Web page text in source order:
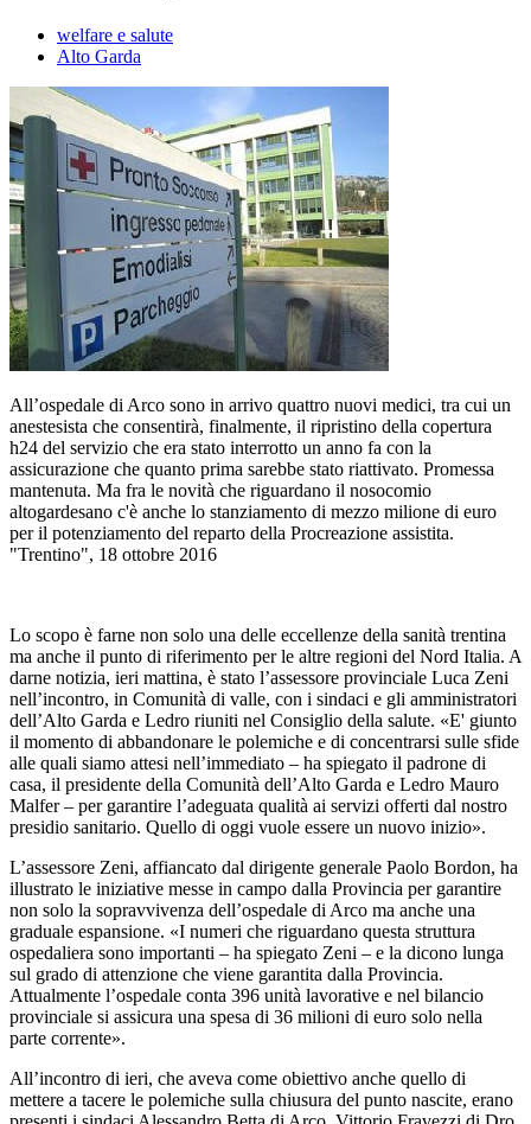
welfare e salute
Alto Garda
All’ospedale di Arco sono in arrivo quattro nuovi medici, tra cui un
anestesista che consentirà, finalmente, il ripristino della copertura
h24 del servizio che era stato interrotto un anno fa con la
assicurazione che quanto prima sarebbe stato riattivato. Promessa
mantenuta. Ma fra le novità che riguardano il nosocomio
altogardesano c'è anche lo stanziamento di mezzo milione di euro
per il potenziamento del reparto della Procreazione assistita.
"Trentino", 18 ottobre 2016
Lo scopo è farne non solo una delle eccellenze della sanità trentina
ma anche il punto di riferimento per le altre regioni del Nord Italia. A
darne notizia, ieri mattina, è stato l’assessore provinciale Luca Zeni
nell’incontro, in Comunità di valle, con i sindaci e gli amministratori
dell’Alto Garda e Ledro riuniti nel Consiglio della salute. «E' giunto
il momento di abbandonare le polemiche e di concentrarsi sulle sfide
alle quali siamo attesi nell’immediato – ha spiegato il padrone di
casa, il presidente della Comunità dell’Alto Garda e Ledro Mauro
Malfer – per garantire l’adeguata qualità ai servizi offerti dal nostro
presidio sanitario. Quello di oggi vuole essere un nuovo inizio».
L’assessore Zeni, affiancato dal dirigente generale Paolo Bordon, ha
illustrato le iniziative messe in campo dalla Provincia per garantire
non solo la sopravvivenza dell’ospedale di Arco ma anche una
graduale espansione. «I numeri che riguardano questa struttura
ospedaliera sono importanti – ha spiegato Zeni – e la dicono lunga
sul grado di attenzione che viene garantita dalla Provincia.
Attualmente l’ospedale conta 396 unità lavorative e nel bilancio
provinciale si assicura una spesa di 36 milioni di euro solo nella
parte corrente».
All’incontro di ieri, che aveva come obiettivo anche quello di
mettere a tacere le polemiche sulla chiusura del punto nascite, erano